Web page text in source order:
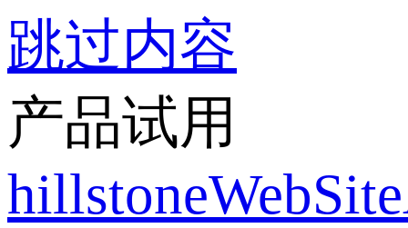
跳过内容
产品试用